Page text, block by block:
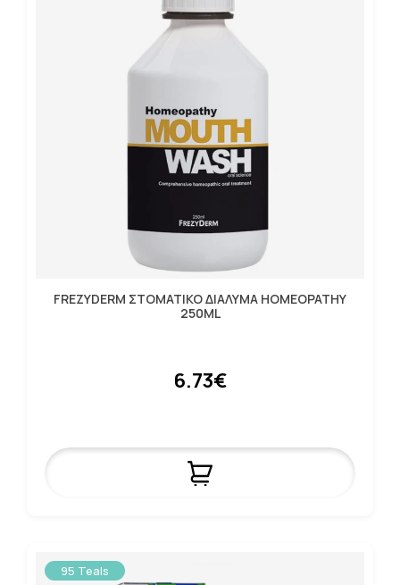
FREZYDERM ΣΤΟΜΑΤΙΚΟ ΔΙΑΛΥΜΑ HOMEOPATHY
250ML
6.73€
95 Teals